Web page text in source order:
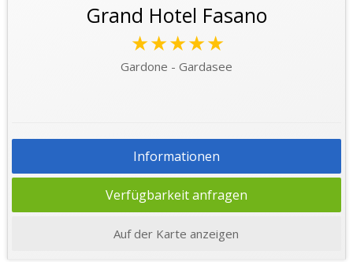
Grand Hotel Fasano
★★★★★
Gardone - Gardasee
Informationen
Verfügbarkeit anfragen
Auf der Karte anzeigen